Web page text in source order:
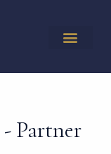
- Partner